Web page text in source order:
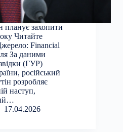
планує захопити
Читайте
Financial
За даними
(ГУР)
російський
розробляє
наступ,
17.04.2026